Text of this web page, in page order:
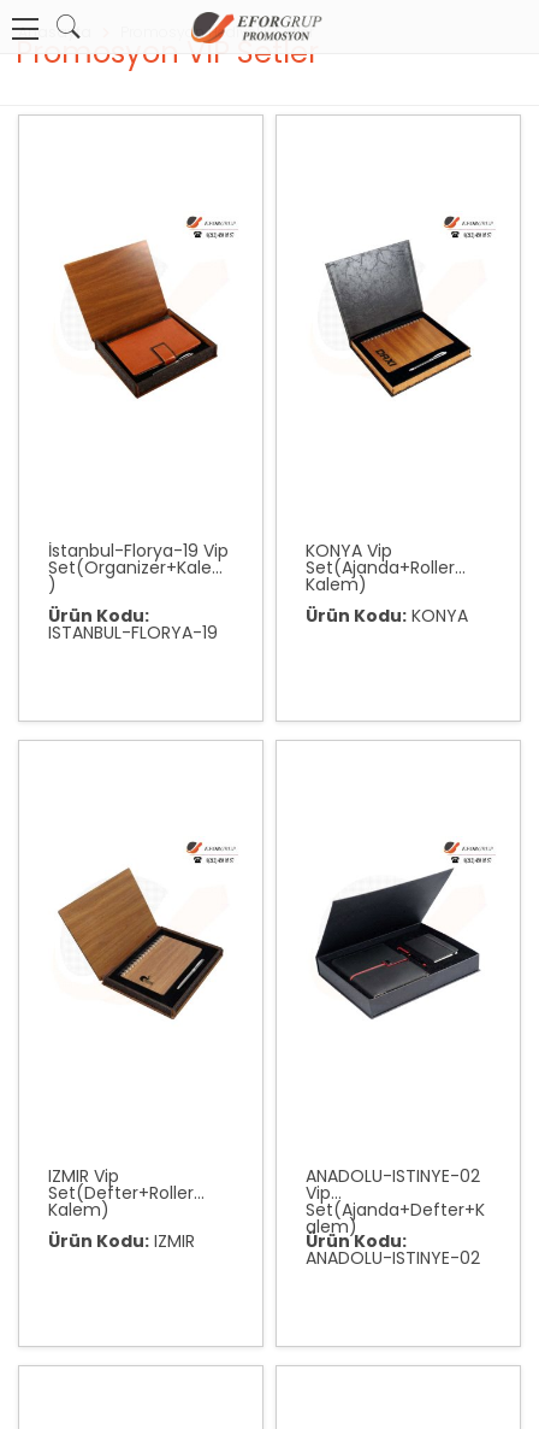
Anasayfa Promosyon Hediyelik Setler
Promosyon VIP Setler
İstanbul-Florya-19 Vip
Set(Organizer+Kalem
)
Ürün Kodu:
ISTANBUL-FLORYA-19
KONYA Vip
Set(Ajanda+Roller
Kalem)
Ürün Kodu: KONYA
IZMIR Vip
Set(Defter+Roller
Kalem)
Ürün Kodu: IZMIR
ANADOLU-ISTINYE-02
Vip
Set(Ajanda+Defter+K
alem)
Ürün Kodu:
ANADOLU-ISTINYE-02